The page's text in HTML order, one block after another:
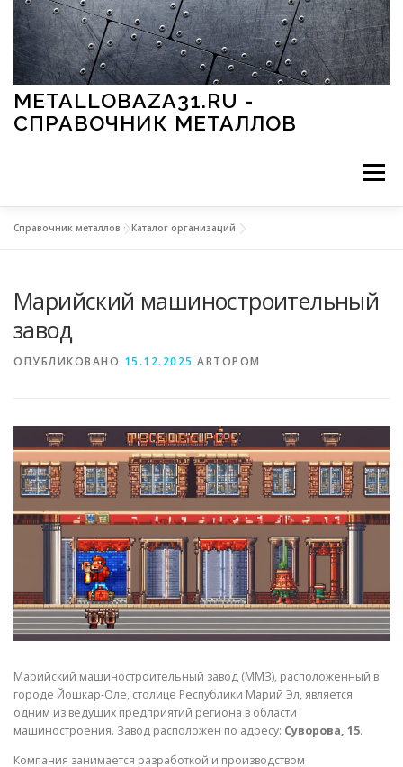
Перейти к содержимому
METALLOBAZA31.RU -
СПРАВОЧНИК МЕТАЛЛОВ
Меню
МЕТАЛЛЫ И ОКРУЖАЮЩАЯ СРЕДА
СВОЙСТВА МЕТАЛЛОВ СОРТА МЕТАЛЛОВ
СТАТЬИ
Справочник металлов »Каталог организаций
Марийский машиностроительный
завод
ОПУБЛИКОВАНО 15.12.2025 АВТОРОМ
Марийский машиностроительный завод (ММЗ), расположенный в
городе Йошкар-Оле, столице Республики Марий Эл, является
одним из ведущих предприятий региона в области
машиностроения. Завод расположен по адресу: Суворова, 15.
Компания занимается разработкой и производством